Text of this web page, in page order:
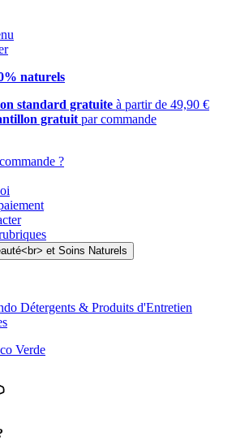
naturels
standard gratuite à partir de 49,90 €
gratuit par commande
?
Détergents & Produits d'Entretien